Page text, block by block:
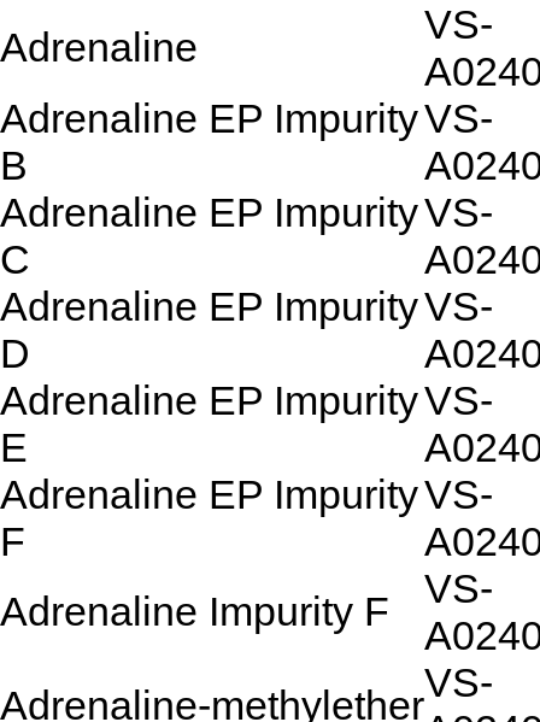
Adrenaline
VS-
Adrenaline EP Impurity
B
VS-
Adrenaline EP Impurity
C
VS-
Adrenaline EP Impurity
D
VS-
Adrenaline EP Impurity
E
VS-
Adrenaline EP Impurity
F
VS-
Adrenaline Impurity F
VS-
Adrenaline-methyletherVS-